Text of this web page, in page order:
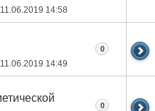
11.06.2019 14:58
11.06.2019 14:49
0
0